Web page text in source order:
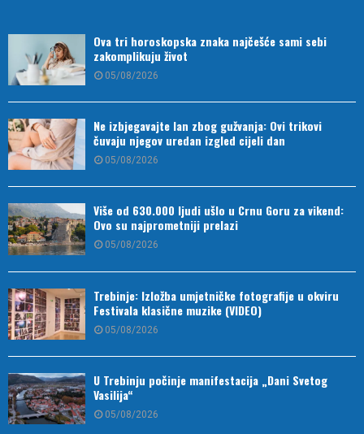
Ova tri horoskopska znaka najčešće sami sebi
zakomplikuju život
05/08/2026
Ne izbjegavajte lan zbog gužvanja: Ovi trikovi
čuvaju njegov uredan izgled cijeli dan
05/08/2026
Više od 630.000 ljudi ušlo u Crnu Goru za vikend:
Ovo su najprometniji prelazi
05/08/2026
Trebinje: Izložba umjetničke fotografije u okviru
Festivala klasične muzike (VIDEO)
05/08/2026
U Trebinju počinje manifestacija „Dani Svetog
Vasilija“
05/08/2026